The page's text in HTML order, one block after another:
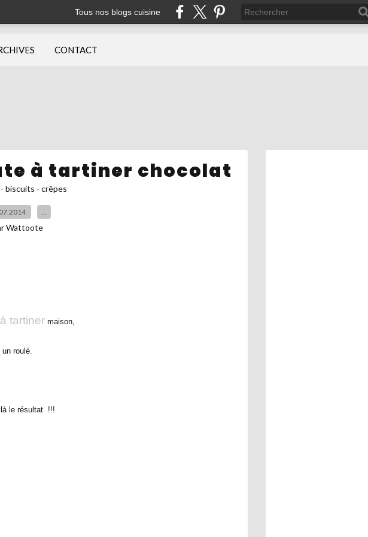
Tous nos blogs cuisine
CONTACT
à tartiner chocolat
biscuits - crêpes
…
Wattoote
tartiner maison,
un roulé.
le résultat !!!